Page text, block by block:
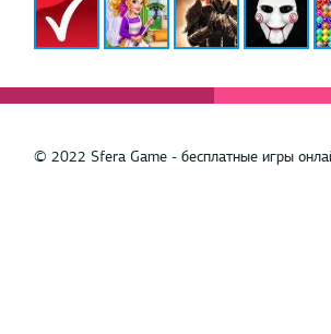
© 2022 Sfera Game - бесплатные игры